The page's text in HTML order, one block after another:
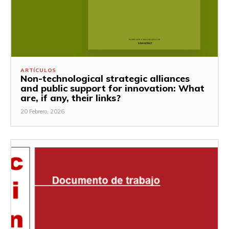
ARTÍCULOS
Non-technological strategic alliances
and public support for innovation: What
are, if any, their links?
20 Febrero, 2026